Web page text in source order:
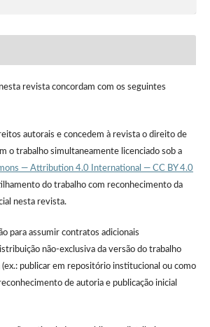
revista concordam com os seguintes
autorais e concedem à revista o direito de
o trabalho simultaneamente licenciado sob a
— Attribution 4.0 International — CC BY 4.0
do trabalho com reconhecimento da
nesta revista.
para assumir contratos adicionais
não-exclusiva da versão do trabalho
publicar em repositório institucional ou como
de autoria e publicação inicial